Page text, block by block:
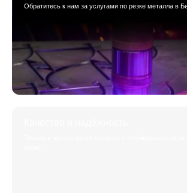
Обратитесь к нам за услугами по резке металла в